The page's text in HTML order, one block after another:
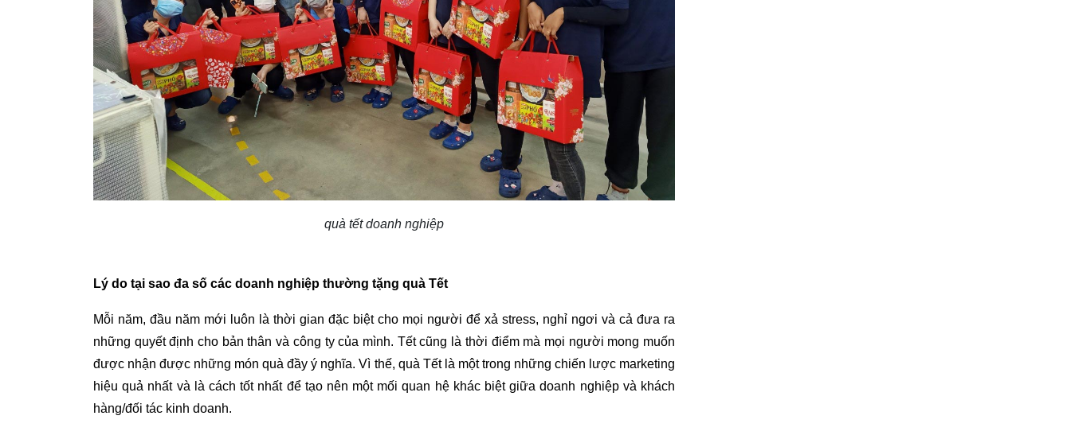
quà tết doanh nghiệp
Lý do tại sao đa số các doanh nghiệp thường tặng quà Tết
Mỗi năm, đầu năm mới luôn là thời gian đặc biệt cho mọi người để xả stress, nghỉ ngơi và cả đưa ra
những quyết định cho bản thân và công ty của mình. Tết cũng là thời điểm mà mọi người mong muốn
được nhận được những món quà đầy ý nghĩa. Vì thế, quà Tết là một trong những chiến lược marketing
hiệu quả nhất và là cách tốt nhất để tạo nên một mối quan hệ khác biệt giữa doanh nghiệp và khách
hàng/đối tác kinh doanh.